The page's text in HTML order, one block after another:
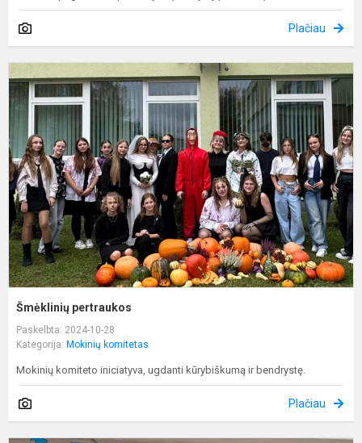
Plačiau
Šmėklinių pertraukos
Paskelbta: 2024-10-28
Kategorija: Mokinių komitetas
Mokinių komiteto iniciatyva, ugdanti kūrybiškumą ir bendrystę.
Plačiau